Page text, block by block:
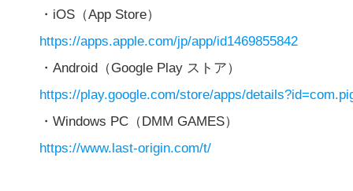
・iOS（App Store）
https://apps.apple.com/jp/app/id1469855842
・Android（Google Play ストア）
https://play.google.com/store/apps/
・Windows PC（DMM GAMES）
https://www.last-origin.com/t/